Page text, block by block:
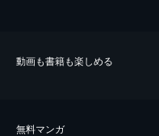
動画も書籍も楽しめる
無料マンガ